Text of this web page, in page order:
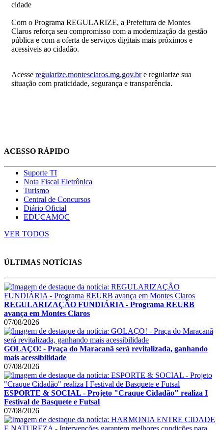
cidade
Com o Programa REGULARIZE, a Prefeitura de Montes
Claros reforça seu compromisso com a modernização da gestão
pública e com a oferta de serviços digitais mais próximos e
acessíveis ao cidadão.
Acesse regularize.montesclaros.mg.gov.bre regularize sua
situação com praticidade, segurança e transparência.
ACESSO RÁPIDO
Suporte TI
Nota Fiscal Eletrônica
Turismo
Central de Concursos
Diário Oficial
EDUCAMOC
VER TODOS
ÚLTIMAS NOTÍCIAS
REGULARIZAÇÃO FUNDIÁRIA - Programa REURB
avança em Montes Claros
07/08/2026
GOLAÇO! - Praça do Maracanã será revitalizada, ganhando
mais acessibilidade
07/08/2026
ESPORTE & SOCIAL - Projeto "Craque Cidadão" realiza I
Festival de Basquete e Futsal
07/08/2026